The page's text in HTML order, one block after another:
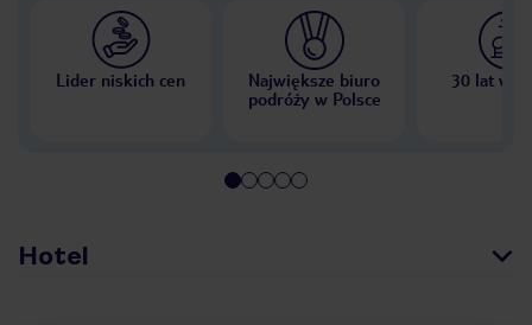
Lider niskich cen
Największe biuro
podróży w Polsce
30 lat w
Hotel